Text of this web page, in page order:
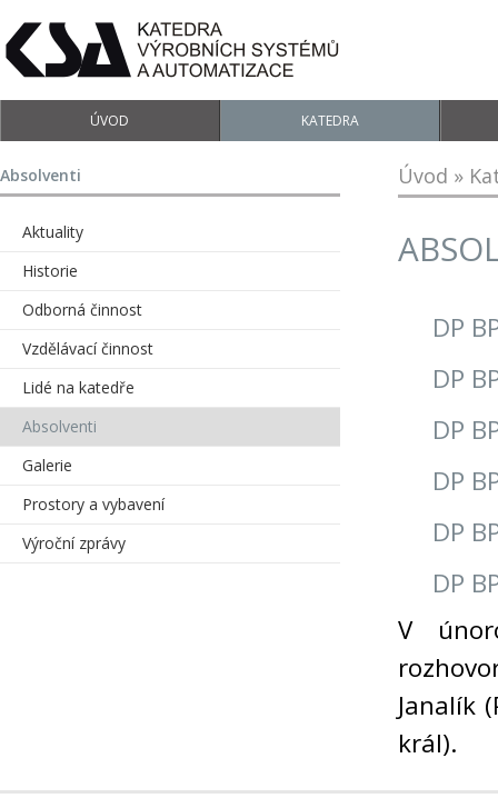
ÚVOD KATEDRA
Úvod »
DP
DP
DP
DP
DP
DP
V
Janalík
král).
Absolventi
Aktuality
Historie
Odborná činnost
Vzdělávací činnost
Lidé na katedře
Absolventi
Galerie
Prostory a vybavení
Výroční zprávy